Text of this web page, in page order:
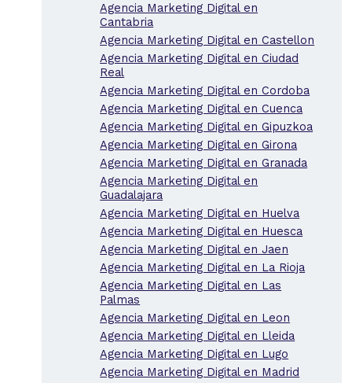
Agencia Marketing Digital en
Cantabria
Agencia Marketing Digital en Castellon
Agencia Marketing Digital en Ciudad
Real
Agencia Marketing Digital en Cordoba
Agencia Marketing Digital en Cuenca
Agencia Marketing Digital en Gipuzkoa
Agencia Marketing Digital en Girona
Agencia Marketing Digital en Granada
Agencia Marketing Digital en
Guadalajara
Agencia Marketing Digital en Huelva
Agencia Marketing Digital en Huesca
Agencia Marketing Digital en Jaen
Agencia Marketing Digital en La Rioja
Agencia Marketing Digital en Las
Palmas
Agencia Marketing Digital en Leon
Agencia Marketing Digital en Lleida
Agencia Marketing Digital en Lugo
Agencia Marketing Digital en Madrid